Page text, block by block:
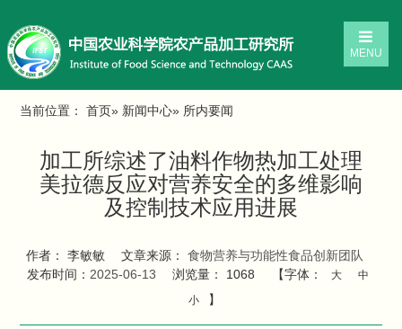
MENU
当前位置：首页» 新闻中心» 所内要闻
加工所综述了油料作物热加工处理
美拉德反应对营养安全的多维影响
及控制技术应用进展
作者： 李敏敏 文章来源：
食物营养与功能性食品创新团队
发布时间： 2025-06-13 浏览量： 1068 【字体： 大
中
小
】